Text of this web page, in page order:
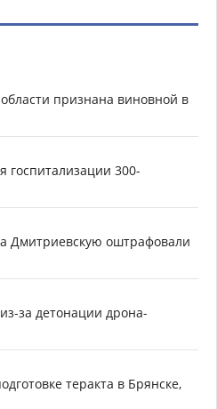
признана виновной в
300-
Дмитриевскую оштрафовали
за детонации дрона-
теракта в Брянске,